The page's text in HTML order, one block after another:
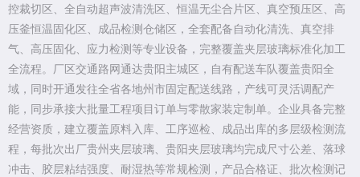
控裁切区、全自动超声波清洗区、恒温无尘合片区、真空预压区、高
压釜恒温固化区、成品检测仓储区，全套配备自动化清洗、真空排
气、高压固化、应力检测等专业设备，完整覆盖夹层玻璃标准化加工
全流程。厂区交通路网通达贵阳主城区，自有配送车队覆盖贵阳全
域，同时开通发往全省各地州市固定配送线路，产线可灵活调配产
能，同步承接大批量工程项目订单与零散家装定制单。企业具备完整
经营资质，建立覆盖原料入库、工序巡检、成品出库的多层级检测流
程，每批次出厂贵州夹层玻璃、贵阳夹层玻璃均完成尺寸公差、落球
冲击、胶层粘结强度、耐湿热等常规检测，产品合格证、批次检测记